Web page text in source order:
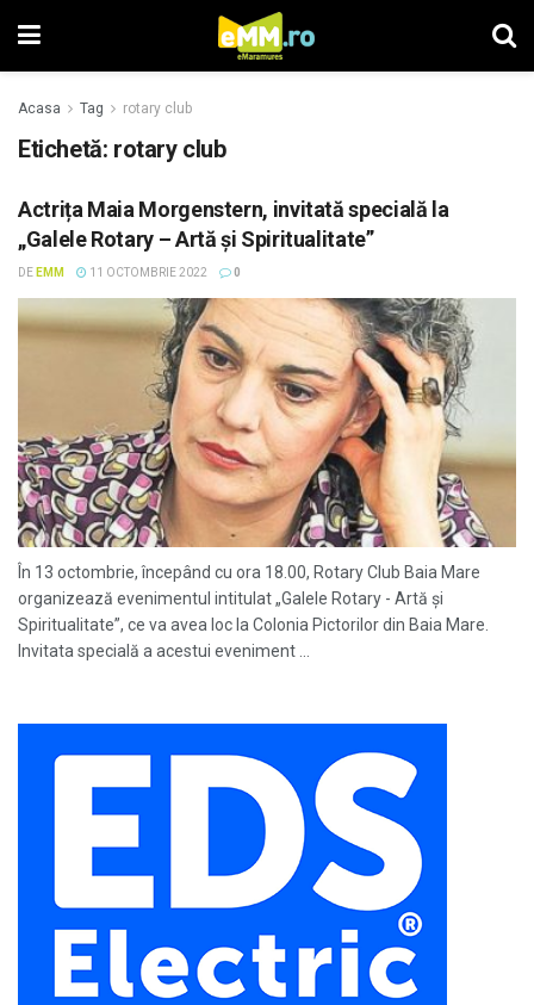
Acasa Tag rotary club
Etichetă: rotary club
Actrița Maia Morgenstern, invitată specială la
„Galele Rotary – Artă și Spiritualitate”
DE EMM 11 OCTOMBRIE 2022 0
În 13 octombrie, începând cu ora 18.00, Rotary Club Baia Mare
organizează evenimentul intitulat „Galele Rotary - Artă și
Spiritualitate”, ce va avea loc la Colonia Pictorilor din Baia Mare.
Invitata specială a acestui eveniment ...